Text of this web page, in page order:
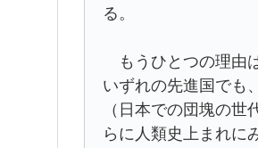
る。
もうひとつの理由
いずれの先進国でも
（日本での団塊の
らに人類史上まれに